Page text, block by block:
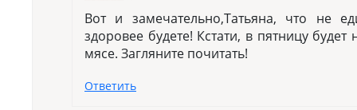
Вот и замечательно,Татьяна, что не
здоровее будете! Кстати, в пятницу
мясе. Загляните почитать!
Ответить